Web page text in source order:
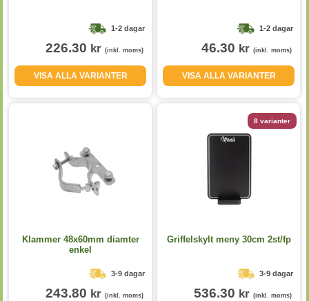
1-2 dagar
226.30 kr (inkl. moms)
VISA ALLA VARIANTER
1-2 dagar
46.30 kr (inkl. moms)
VISA ALLA VARIANTER
Klammer 48x60mm diamter
enkel
3-9 dagar
243.80 kr (inkl. moms)
8 varianter
Griffelskylt meny 30cm 2st/fp
3-9 dagar
536.30 kr (inkl. moms)